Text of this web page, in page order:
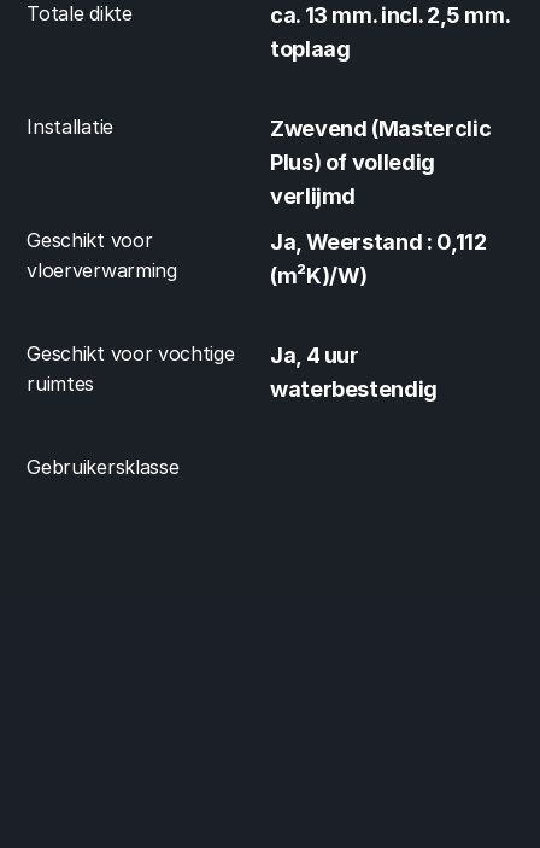
Totale dikte
ca. 13 mm. incl. 2,5 mm.
toplaag
Installatie
Zwevend (Masterclic
Plus) of volledig
verlijmd
Geschikt voor
vloerverwarming
Ja, Weerstand : 0,112
(m²K)/W)
Geschikt voor vochtige
ruimtes
Ja, 4 uur
waterbestendig
Gebruikersklasse